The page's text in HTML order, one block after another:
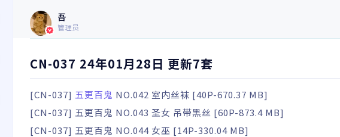
吾
管理员
CN-037 24年01月28日 更新7套
[CN-037] 五更百鬼 NO.042 室内丝袜 [40P-670.37 MB]
[CN-037] 五更百鬼 NO.043 圣女 吊带黑丝 [60P-873.4 MB]
[CN-037] 五更百鬼 NO.044 女巫 [14P-330.04 MB]